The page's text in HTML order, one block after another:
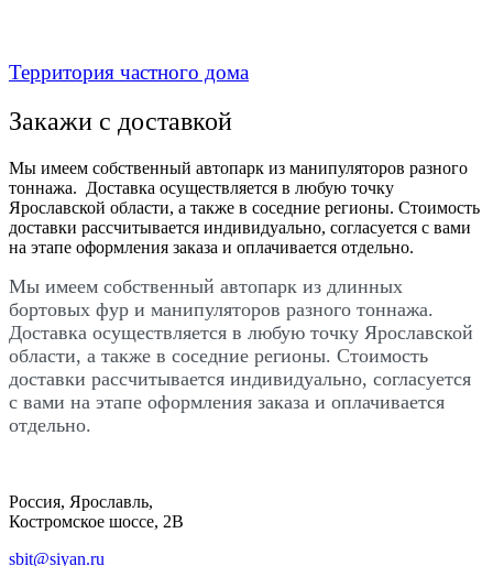
Территория частного дома
Закажи с доставкой
Мы имеем собственный автопарк из манипуляторов разного
тоннажа. Доставка осуществляется в любую точку
Ярославской области, а также в соседние регионы. Стоимость
доставки рассчитывается индивидуально, согласуется с вами
на этапе оформления заказа и оплачивается отдельно.
Мы имеем собственный автопарк из длинных
бортовых фур и манипуляторов разного тоннажа.
Доставка осуществляется в любую точку Ярославской
области, а также в соседние регионы. Стоимость
доставки рассчитывается индивидуально, согласуется
с вами на этапе оформления заказа и оплачивается
отдельно.
Россия, Ярославль,
Костромское шоссе, 2В
sbit@siyan.ru